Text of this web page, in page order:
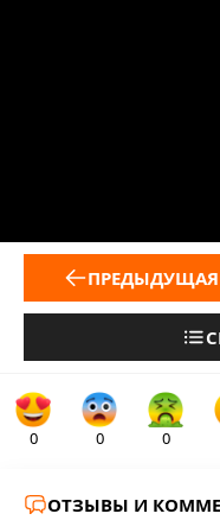
ПРЕДЫДУЩАЯ
0 0 0
ОТЗЫВЫ И